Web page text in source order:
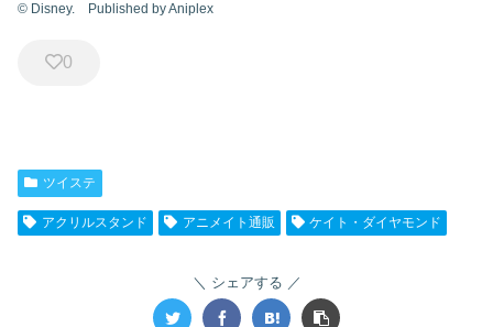
© Disney. Published by Aniplex
0
ツイステ
アクリルスタンド アニメイト通販 ケイト・ダイヤモンド
シェアする